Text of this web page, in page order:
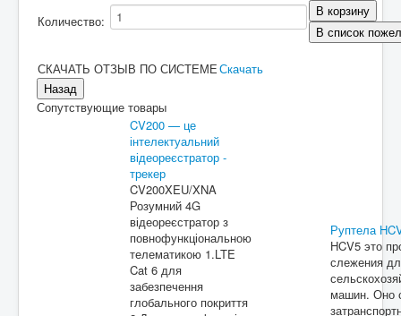
Количество:
СКАЧАТЬ ОТЗЫВ ПО СИСТЕМЕСкачать
Сопутствующие товары
CV200 — це
інтелектуальний
відеореєстратор -
трекер
CV200XEU/XNA
Розумний 4G
відеореєстратор з
повнофункціональною
телематикою 1.LTE
Cat 6 для
забезпечення
глобального покриття
Руптела
HCV5 это
слежения
машин. Оно